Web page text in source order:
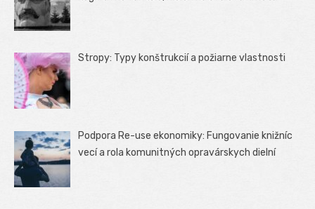
Stropy: Typy konštrukcií a požiarne vlastnosti
Podpora Re-use ekonomiky: Fungovanie knižníc
vecí a rola komunitných opravárskych dielní